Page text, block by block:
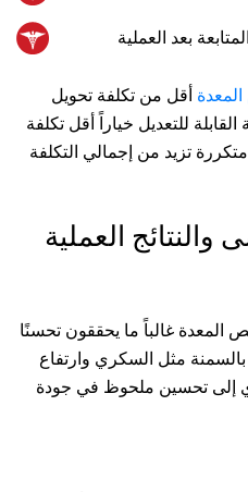
أقل من تكلفة تحويل
القابلة للتعديل خياراً أقل تكلفة
تزيد من إجمالي التكلفة
العملية
غالباً ما يحققون تحسنًا
مثل السكري وارتفاع
إلى تحسين ملحوظ في جودة